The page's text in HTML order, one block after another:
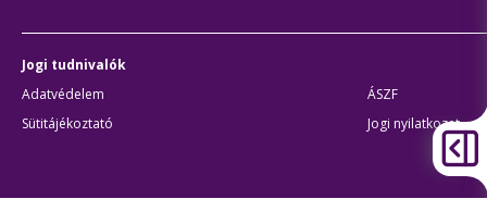
Jogi tudnivalók
Adatvédelem
ÁSZF
Sütitájékoztató
Jogi nyilatkozat